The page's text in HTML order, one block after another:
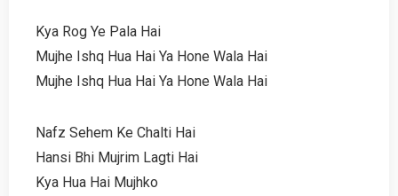
Kya Rog Ye Pala Hai
Mujhe Ishq Hua Hai Ya Hone Wala Hai
Mujhe Ishq Hua Hai Ya Hone Wala Hai
Nafz Sehem Ke Chalti Hai
Hansi Bhi Mujrim Lagti Hai
Kya Hua Hai Mujhko